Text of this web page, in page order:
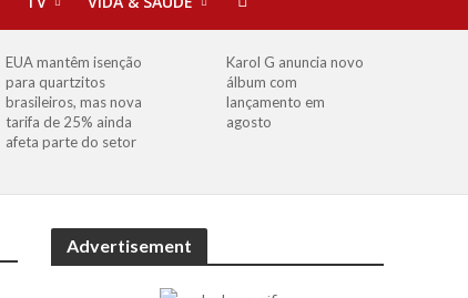
EUA mantêm isenção
para quartzitos
brasileiros, mas nova
tarifa de 25% ainda
afeta parte do setor
Karol G anuncia novo
álbum com
lançamento em
agosto
Advertisement